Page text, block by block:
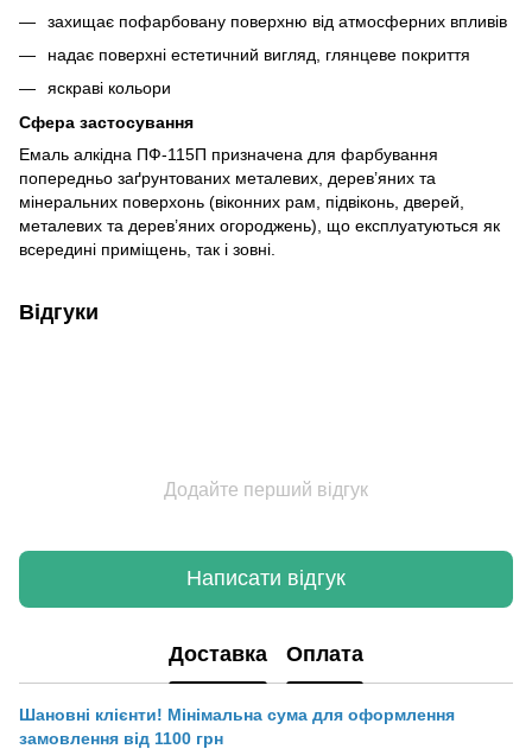
захищає пофарбовану поверхню від атмосферних впливів
надає поверхні естетичний вигляд, глянцеве покриття
яскраві кольори
Сфера застосування
Емаль алкідна ПФ-115П призначена для фарбування
попередньо заґрунтованих металевих, дерев’яних та
мінеральних поверхонь (віконних рам, підвіконь, дверей,
металевих та дерев’яних огороджень), що експлуатуються як
всередині приміщень, так і зовні.
Відгуки
Додайте перший відгук
Написати відгук
Доставка Оплата
Шановні клієнти! Мінімальна сума для оформлення
замовлення від 1100 грн